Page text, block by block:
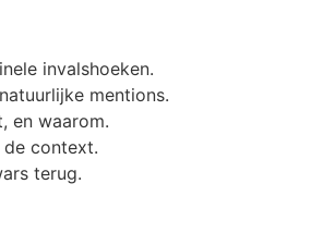
invalshoeken.
mentions.
en waarom.
context.
terug.